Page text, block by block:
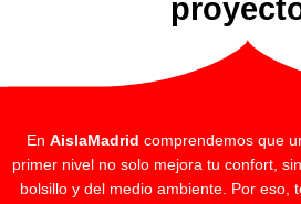
En AislaMadrid comprendemos que
primer nivel no solo mejora tu confort,
bolsillo y del medio ambiente. Por eso,